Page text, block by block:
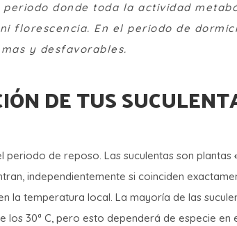
donde toda la actividad
florescencia. En el periodo de
y desfavorables.
DE TUS
de reposo. Las suculentas son plantas
independientemente si coinciden
la temperatura local. La mayoría de las
30ª C, pero esto dependerá de especie